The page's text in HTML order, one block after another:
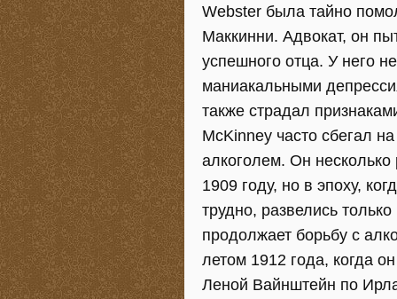
Webster была тайно
Маккинни. Адвокат, он
успешного отца. У него
маниакальными
также страдал
McKinney часто сбегал
алкоголем. Он
1909 году, но в эпоху,
трудно, развелись
продолжает борьбу с
летом 1912 года, когда
Леной Вайнштейн по